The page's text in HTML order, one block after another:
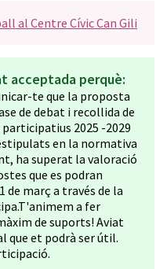
al Centre Cívic Can Gili
acceptada perquè:
te que la proposta
de debat i recollida de
2025 -2029
en la normativa
ha superat la valoració
que es podran
de març a través de la
a fer
de suports! Aviat
que et podrà ser útil.